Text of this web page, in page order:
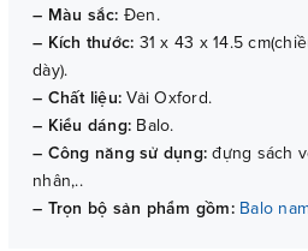
– Màu sắc: Đen.
– Kích thước: 31 x 43 x 14.5
dày).
– Chất liệu: Vải Oxford.
– Kiểu dáng: Balo.
– Công năng sử dụng: đựng sách
nhân,..
– Trọn bộ sản phẩm gồm: Balo